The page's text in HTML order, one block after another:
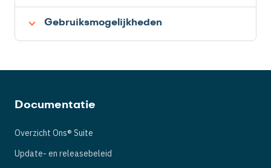
Gebruiksmogelijkheden
Documentatie
Overzicht Ons® Suite
Update- en releasebeleid